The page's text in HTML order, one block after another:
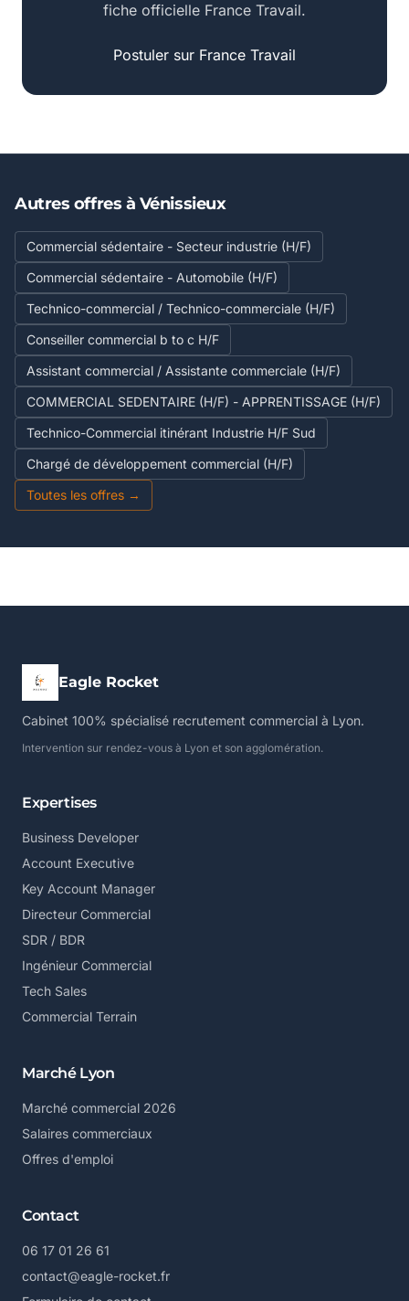
fiche officielle France Travail.
Postuler sur France Travail
Autres offres à Vénissieux
Commercial sédentaire - Secteur industrie (H/F)
Commercial sédentaire - Automobile (H/F)
Technico-commercial / Technico-commerciale (H/F)
Conseiller commercial b to c H/F
Assistant commercial / Assistante commerciale (H/F)
COMMERCIAL SEDENTAIRE (H/F) - APPRENTISSAGE (H/F)
Technico-Commercial itinérant Industrie H/F Sud
Chargé de développement commercial (H/F)
Toutes les offres →
Eagle Rocket
Cabinet 100% spécialisé recrutement commercial à Lyon.
Intervention sur rendez-vous à Lyon et son agglomération.
Expertises
Business Developer
Account Executive
Key Account Manager
Directeur Commercial
SDR / BDR
Ingénieur Commercial
Tech Sales
Commercial Terrain
Marché Lyon
Marché commercial 2026
Salaires commerciaux
Offres d'emploi
Contact
06 17 01 26 61
contact@eagle-rocket.fr